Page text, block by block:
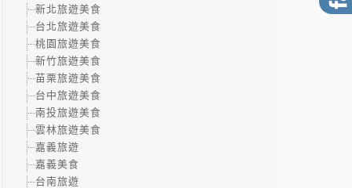
新北旅遊美食
台北旅遊美食
桃園旅遊美食
新竹旅遊美食
苗栗旅遊美食
台中旅遊美食
南投旅遊美食
雲林旅遊美食
嘉義旅遊
嘉義美食
台南旅遊